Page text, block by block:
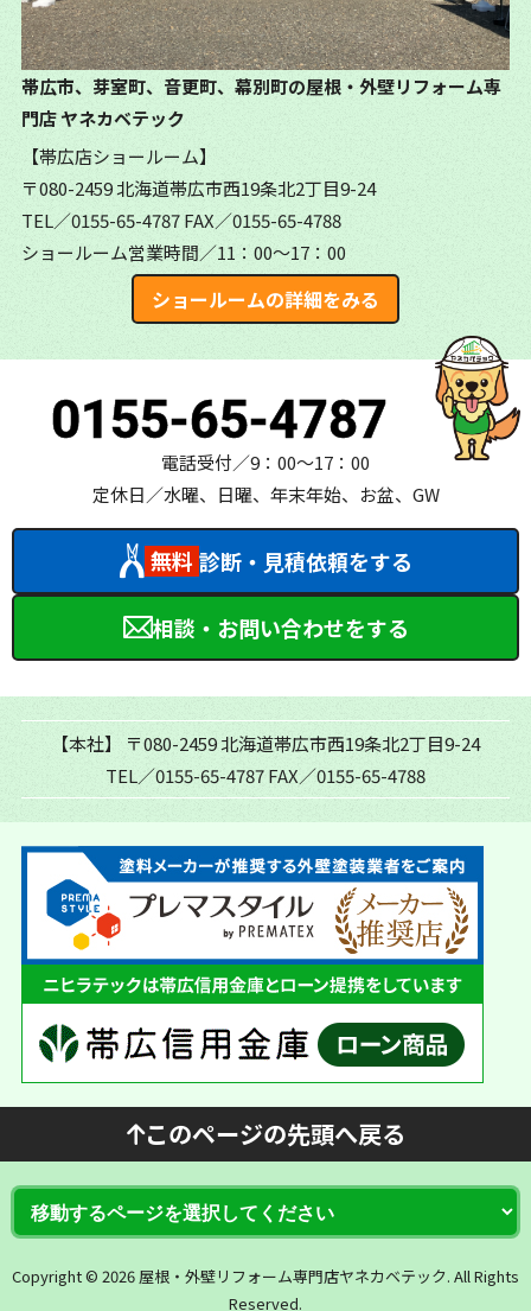
帯広市、芽室町、音更町、幕別町の屋根・外壁リフォーム専
門店ヤネカベテック
【帯広店ショールーム】
〒080-2459 北海道帯広市西19条北2丁目9-24
TEL／0155-65-4787FAX／0155-65-4788
ショールーム営業時間／11：00～17：00
ショールームの詳細をみる
0155-65-4787
電話受付／9：00～17：00
定休日／水曜、日曜、年末年始、お盆、GW
無料 診断・見積依頼をする
相談・お問い合わせをする
【本社】
〒080-2459 北海道帯広市西19条北2丁目9-24
TEL／0155-65-4787FAX／0155-65-4788
このページの先頭へ戻る
Copyright © 2026 屋根・外壁リフォーム専門店ヤネカベテック. All Rights
Reserved.